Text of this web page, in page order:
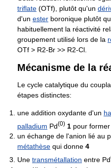
triflate (OTf), plutôt qu'un
d'un ester boronique plutôt
habituellement la réactivité
groupement utilisé lors de la
OTf > R2-Br >> R2-Cl.
Mécanisme de la
Le cycle catalytique du
étapes distinctes:
une addition oxydante d'un
palladium Pd(0) 1 pour former
un échange de l'anion lié au
métathèse qui donne 4
Une transmétallation entre Pd